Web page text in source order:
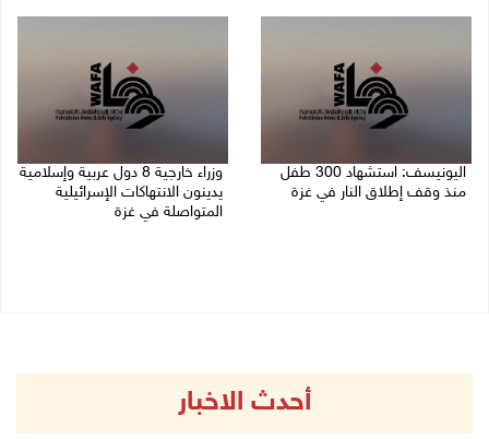
اليونيسف: استشهاد 300 طفل
منذ وقف إطلاق النار في غزة
وزراء خارجية 8 دول عربية وإسلامية
يدينون الانتهاكات الإسرائيلية
المتواصلة في غزة
أحدث الاخبار